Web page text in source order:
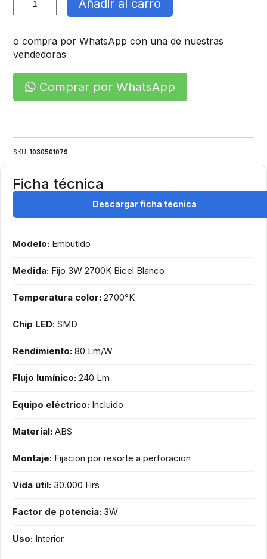
cantidad
Añadir al carro
o compra por WhatsApp con una de nuestras
vendedoras
Comprar por WhatsApp
SKU:1030501079
Ficha técnica
Descargar ficha técnica
Modelo: Embutido
Medida: Fijo 3W 2700K Bicel Blanco
Temperatura color: 2700°K
Chip LED: SMD
Rendimiento: 80 Lm/W
Flujo lumínico: 240 Lm
Equipo eléctrico: Incluido
Material: ABS
Montaje: Fijacion por resorte a perforacion
Vida útil: 30.000 Hrs
Factor de potencia: 3W
Uso: Interior